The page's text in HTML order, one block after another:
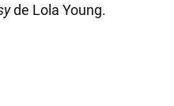
de Lola Young.